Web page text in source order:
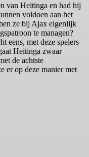
van Heitinga en had hij
voldoen aan het
ze bij Ajax eigenlijk
te managen?
eens, met deze spelers
Heitinga zwaar
de achtste
er op deze manier met